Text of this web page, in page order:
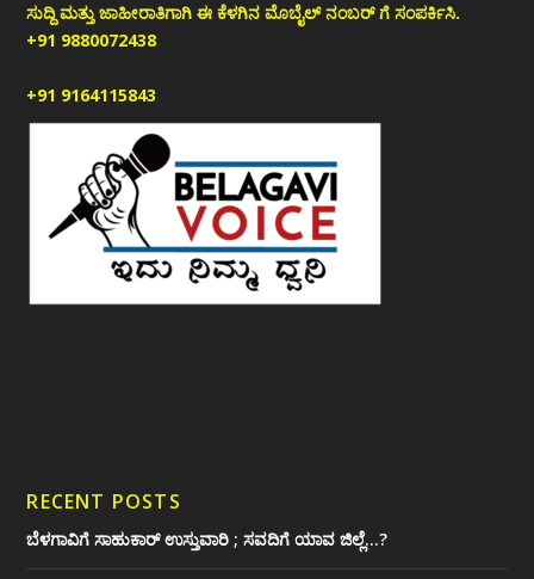
ಸುದ್ದಿ ಮತ್ತು ಜಾಹೀರಾತಿಗಾಗಿ ಈ ಕೆಳಗಿನ ಮೊಬೈಲ್ ನಂಬರ್ ಗೆ ಸಂಪರ್ಕಿಸಿ.
+91 9880072438
+91 9164115843
RECENT POSTS
ಬೆಳಗಾವಿಗೆ ಸಾಹುಕಾರ್ ಉಸ್ತುವಾರಿ ; ಸವದಿಗೆ ಯಾವ ಜಿಲ್ಲೆ…?